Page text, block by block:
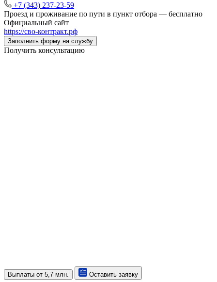
+7 (343) 237-23-59
Проезд и проживание по пути в пункт отбора — бесплатно
Официальный сайт
https://сво‑контракт.рф
Заполнить форму на службу
Получить консультацию
Выплаты от 5,7 млн. Оставить заявку